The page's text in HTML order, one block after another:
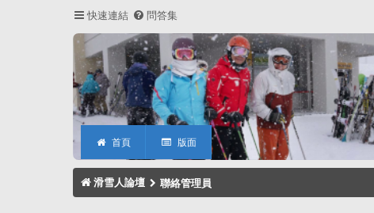
快速連結 問答集
首頁 版面
滑雪人論壇 聯絡管理員